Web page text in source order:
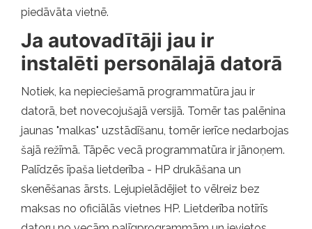
piedāvāta vietnē.
Ja autovadītāji jau ir
instalēti personālajā datorā
Notiek, ka nepieciešamā programmatūra jau ir
datorā, bet novecojušajā versijā. Tomēr tas palēnina
jaunas "malkas" uzstādīšanu, tomēr ierīce nedarbojas
šajā režīmā. Tāpēc vecā programmatūra ir jānoņem.
Palīdzēs īpaša lietderība - HP drukāšana un
skenēšanas ārsts. Lejupielādējiet to vēlreiz bez
maksas no oficiālās vietnes HP. Lietderība notīrīs